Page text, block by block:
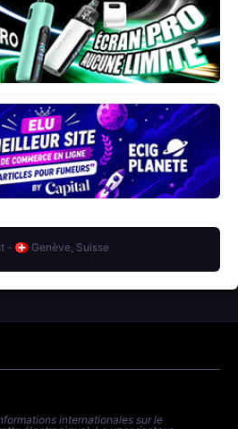
- Genève, Suisse
internationales sur le